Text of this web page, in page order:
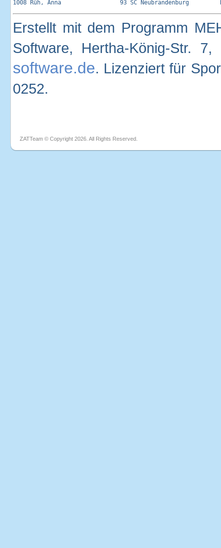
Erstellt mit dem Programm
Software, Hertha-König-Str.
software.de. Lizenziert für
0252.
ZATTeam © Copyright 2026. All Rights Reserved.